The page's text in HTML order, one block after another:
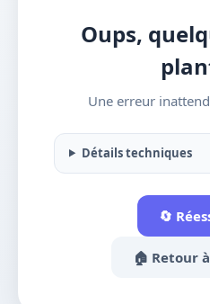
Oups,
Une erreur
Détails techniques
🔄
🏠 Retour